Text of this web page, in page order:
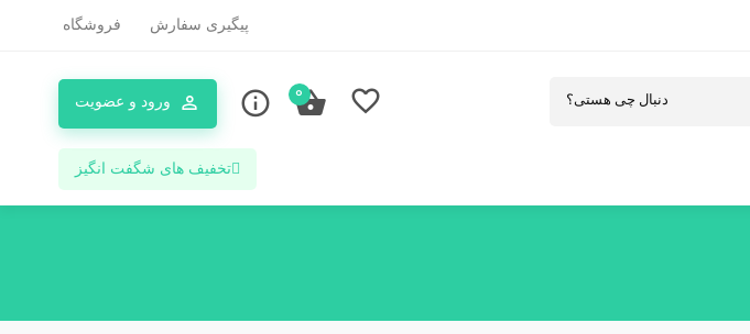
پیگیری سفارش فروشگاه
ورود و عضویت 0
تخفیف های شگفت انگیز